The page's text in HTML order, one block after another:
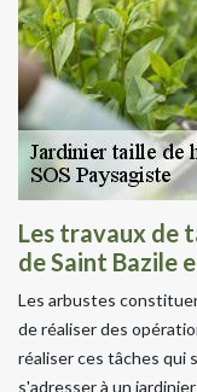
Les travaux de
de Saint Bazile
Les arbustes
de réaliser des
réaliser ces tâches qui
s'adresser à un